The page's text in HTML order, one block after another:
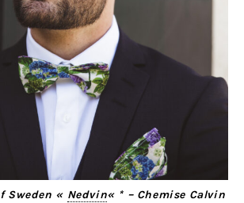
Sweden « Nedvin« * – Chemise Calvin